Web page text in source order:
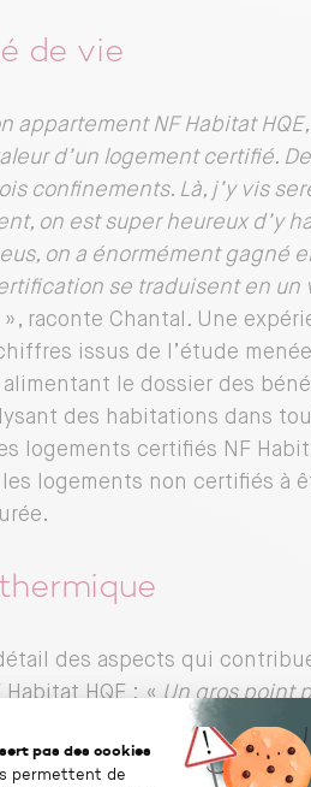
de vie
appartement NF Habitat
d’un logement certifié.
confinements. Là, j’y vis
on est super heureux d’y
on a énormément gagné
se traduisent en
», raconte Chantal. Une
issus de l’étude
le dossier des
des habitations dans
logements certifiés NF
logements non certifiés à
des aspects qui
HQE : «Un gros point
C’est incroyable, la
on n’a pas froid, et en été on